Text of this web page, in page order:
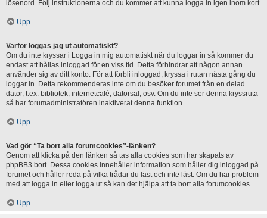
lösenord. Följ instruktionerna och du kommer att kunna logga in igen inom kort.
Upp
Varför loggas jag ut automatiskt?
Om du inte kryssar i Logga in mig automatiskt när du loggar in så kommer du
endast att hållas inloggad för en viss tid. Detta förhindrar att någon annan
använder sig av ditt konto. För att förbli inloggad, kryssa i rutan nästa gång du
loggar in. Detta rekommenderas inte om du besöker forumet från en delad
dator, t.ex. bibliotek, internetcafé, datorsal, osv. Om du inte ser denna kryssruta
så har forumadministratören inaktiverat denna funktion.
Upp
Vad gör “Ta bort alla forumcookies”-länken?
Genom att klicka på den länken så tas alla cookies som har skapats av
phpBB3 bort. Dessa cookies innehåller information som håller dig inloggad på
forumet och håller reda på vilka trådar du läst och inte läst. Om du har problem
med att logga in eller logga ut så kan det hjälpa att ta bort alla forumcookies.
Upp